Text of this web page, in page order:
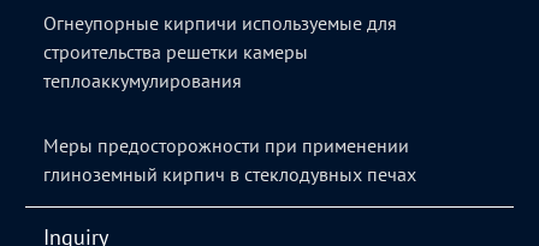
Огнеупорные кирпичи используемые для
строительства решетки камеры
теплоаккумулирования
Меры предосторожности при применении
глиноземный кирпич в стеклодувных печах
Inquiry